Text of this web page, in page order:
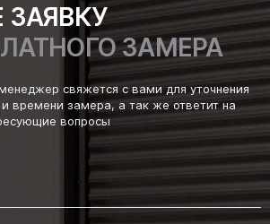
ЗАЯВКУ
ЗАМЕРА
свяжется с вами для уточнения
времени замера, а так же ответит на
вопросы